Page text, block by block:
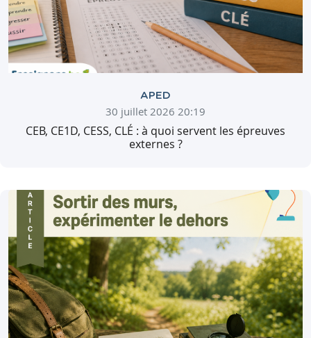
APED
30 juillet 2026 20:19
CEB, CE1D, CESS, CLÉ : à quoi servent les épreuves
externes ?